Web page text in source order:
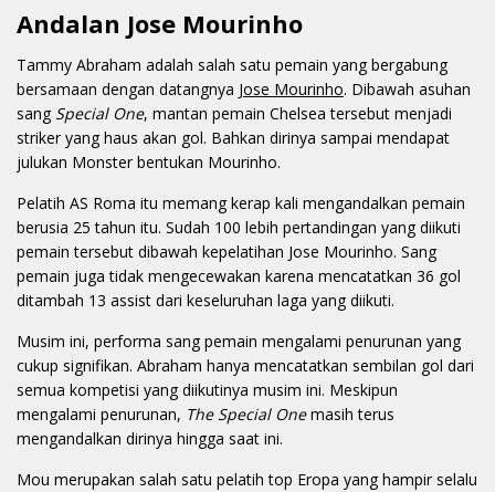
Andalan Jose Mourinho
Tammy Abraham adalah salah satu pemain yang bergabung
bersamaan dengan datangnya Jose Mourinho. Dibawah asuhan
sang Special One, mantan pemain Chelsea tersebut menjadi
striker yang haus akan gol. Bahkan dirinya sampai mendapat
julukan Monster bentukan Mourinho.
Pelatih AS Roma itu memang kerap kali mengandalkan pemain
berusia 25 tahun itu. Sudah 100 lebih pertandingan yang diikuti
pemain tersebut dibawah kepelatihan Jose Mourinho. Sang
pemain juga tidak mengecewakan karena mencatatkan 36 gol
ditambah 13 assist dari keseluruhan laga yang diikuti.
Musim ini, performa sang pemain mengalami penurunan yang
cukup signifikan. Abraham hanya mencatatkan sembilan gol dari
semua kompetisi yang diikutinya musim ini. Meskipun
mengalami penurunan, The Special Onemasih terus
mengandalkan dirinya hingga saat ini.
Mou merupakan salah satu pelatih top Eropa yang hampir selalu